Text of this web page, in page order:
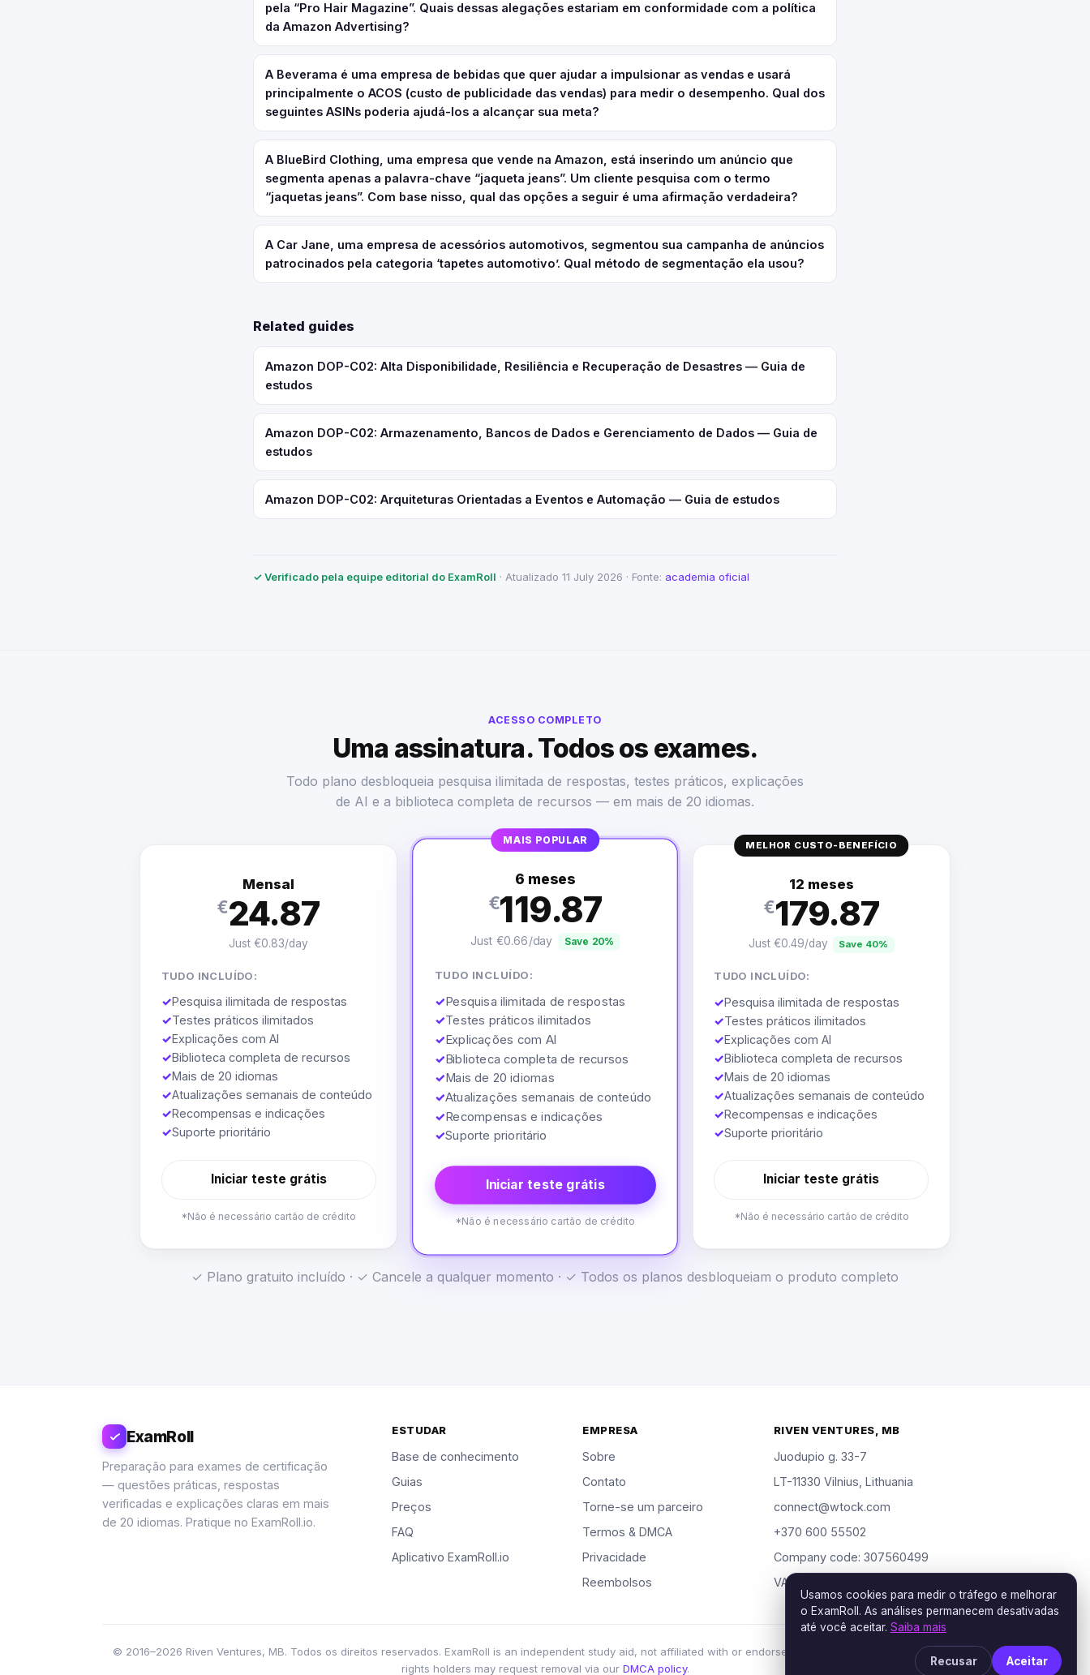
pela “Pro Hair Magazine”. Quais dessas alegações estariam em conformidade com a política
da Amazon Advertising?
A Beverama é uma empresa de bebidas que quer ajudar a impulsionar as vendas e usará
principalmente o ACOS (custo de publicidade das vendas) para medir o desempenho. Qual dos
seguintes ASINs poderia ajudá-los a alcançar sua meta?
A BlueBird Clothing, uma empresa que vende na Amazon, está inserindo um anúncio que
segmenta apenas a palavra-chave “jaqueta jeans”. Um cliente pesquisa com o termo
“jaquetas jeans”. Com base nisso, qual das opções a seguir é uma afirmação verdadeira?
A Car Jane, uma empresa de acessórios automotivos, segmentou sua campanha de anúncios
patrocinados pela categoria ‘tapetes automotivo’. Qual método de segmentação ela usou?
Related guides
Amazon DOP-C02: Alta Disponibilidade, Resiliência e Recuperação de Desastres — Guia de
estudos
Amazon DOP-C02: Armazenamento, Bancos de Dados e Gerenciamento de Dados — Guia de
estudos
Amazon DOP-C02: Arquiteturas Orientadas a Eventos e Automação — Guia de estudos
✓ Verificado pela equipe editorial do ExamRoll · Atualizado 11 July 2026 · Fonte: academia oficial
ACESSO COMPLETO
Uma assinatura. Todos os exames.
Todo plano desbloqueia pesquisa ilimitada de respostas, testes práticos, explicações
de AI e a biblioteca completa de recursos — em mais de 20 idiomas.
Mensal
€24.87
Just €0.83/day
TUDO INCLUÍDO:
✓Pesquisa ilimitada de respostas
✓Testes práticos ilimitados
✓Explicações com AI
✓Biblioteca completa de recursos
✓Mais de 20 idiomas
✓Atualizações semanais de conteúdo
✓Recompensas e indicações
✓Suporte prioritário
Iniciar teste grátis
*Não é necessário cartão de crédito
MAIS POPULAR
6 meses
€119.87
Just €0.66/day Save 20%
TUDO INCLUÍDO:
✓Pesquisa ilimitada de respostas
✓Testes práticos ilimitados
✓Explicações com AI
✓Biblioteca completa de recursos
✓Mais de 20 idiomas
✓Atualizações semanais de conteúdo
✓Recompensas e indicações
✓Suporte prioritário
Iniciar teste grátis
*Não é necessário cartão de crédito
MELHOR CUSTO-BENEFÍCIO
12 meses
€179.87
Just €0.49/day Save 40%
TUDO INCLUÍDO:
✓Pesquisa ilimitada de respostas
✓Testes práticos ilimitados
✓Explicações com AI
✓Biblioteca completa de recursos
✓Mais de 20 idiomas
✓Atualizações semanais de conteúdo
✓Recompensas e indicações
✓Suporte prioritário
Iniciar teste grátis
*Não é necessário cartão de crédito
✓ Plano gratuito incluído · ✓ Cancele a qualquer momento · ✓ Todos os planos desbloqueiam o produto completo
ExamRoll
Preparação para exames de certificação
— questões práticas, respostas
verificadas e explicações claras em mais
de 20 idiomas. Pratique no ExamRoll.io.
ESTUDAR
Base de conhecimento
Guias
Preços
FAQ
Aplicativo ExamRoll.io
EMPRESA
Sobre
Contato
Torne-se um parceiro
Termos & DMCA
Privacidade
Reembolsos
RIVEN VENTURES, MB
Juodupio g. 33-7
LT-11330 Vilnius, Lithuania
connect@wtock.com
+370 600 55502
Company code: 307560499
VAT: LT100019904318
© 2016–2026 Riven Ventures, MB. Todos os direitos reservados. ExamRoll is an independent study aid, not affiliated with or endorsed by the certification vendors named;
rights holders may request removal via our DMCA policy.
Usamos cookies para medir o tráfego e melhorar
o ExamRoll. As análises permanecem desativadas
até você aceitar. Saiba mais
Recusar Aceitar